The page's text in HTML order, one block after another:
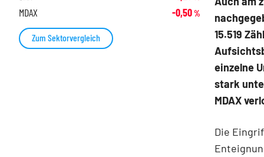
15.519
einzelne
stark
MDAX
Die
MDAX -0,50%
Zum Sektorvergleich